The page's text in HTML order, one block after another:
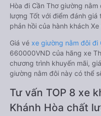
Hòa đi Cần Thơ giường
lượng Tốt với điểm đánh
phản hồi của hành khách
Giá vé xe giường nằm đôi đi
660000VND của hãng xe
chương trình khuyến mãi,
giường nằm đôi này có thể
Tư vấn TOP 8 xe
Khánh Hòa chất